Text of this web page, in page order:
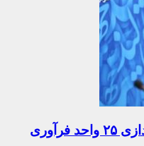
برنامه وزارت صمت برای راه‌اندازی ۲۵ واحد فرآوری